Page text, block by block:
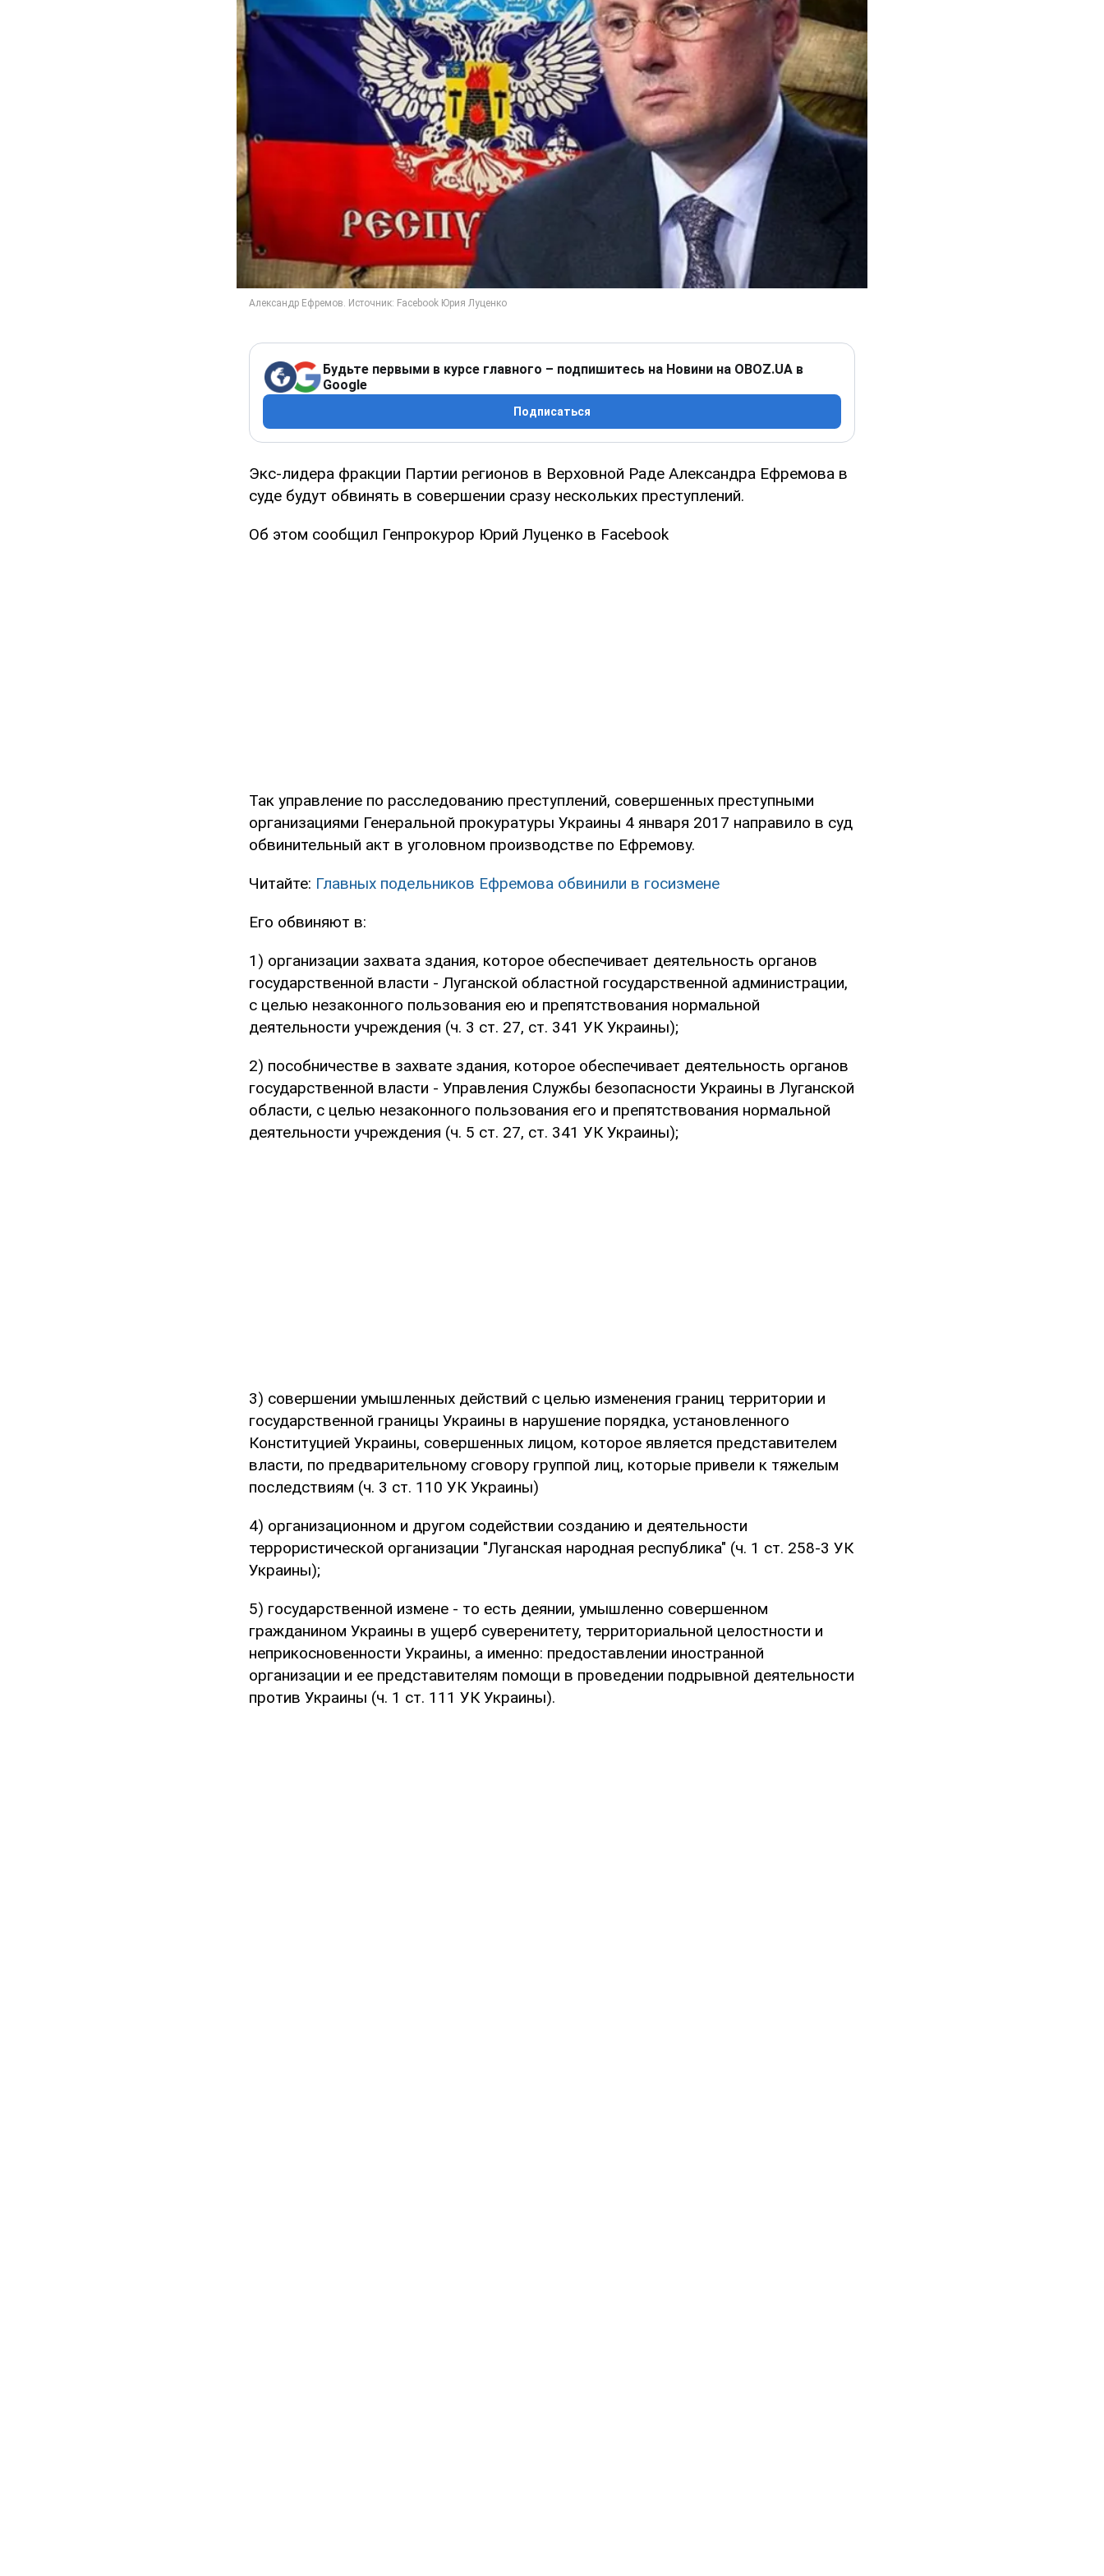
Будьте первыми в курсе главного – подпишитесь на Новини на OBOZ.UA в
Google
Подписаться
Экс-лидера фракции Партии регионов в Верховной Раде Александра Ефремова в
суде будут обвинять в совершении сразу нескольких преступлений.
Об этом сообщил Генпрокурор Юрий Луценко в Facebook
Так управление по расследованию преступлений, совершенных преступными
организациями Генеральной прокуратуры Украины 4 января 2017 направило в суд
обвинительный акт в уголовном производстве по Ефремову.
Читайте: Главных подельников Ефремова обвинили в госизмене
Его обвиняют в:
1) организации захвата здания, которое обеспечивает деятельность органов
государственной власти - Луганской областной государственной администрации,
с целью незаконного пользования ею и препятствования нормальной
деятельности учреждения (ч. 3 ст. 27, ст. 341 УК Украины);
2) пособничестве в захвате здания, которое обеспечивает деятельность органов
государственной власти - Управления Службы безопасности Украины в Луганской
области, с целью незаконного пользования его и препятствования нормальной
деятельности учреждения (ч. 5 ст. 27, ст. 341 УК Украины);
3) совершении умышленных действий с целью изменения границ территории и
государственной границы Украины в нарушение порядка, установленного
Конституцией Украины, совершенных лицом, которое является представителем
власти, по предварительному сговору группой лиц, которые привели к тяжелым
последствиям (ч. 3 ст. 110 УК Украины)
4) организационном и другом содействии созданию и деятельности
террористической организации "Луганская народная республика" (ч. 1 ст. 258-3 УК
Украины);
5) государственной измене - то есть деянии, умышленно совершенном
гражданином Украины в ущерб суверенитету, территориальной целостности и
неприкосновенности Украины, а именно: предоставлении иностранной
организации и ее представителям помощи в проведении подрывной деятельности
против Украины (ч. 1 ст. 111 УК Украины).